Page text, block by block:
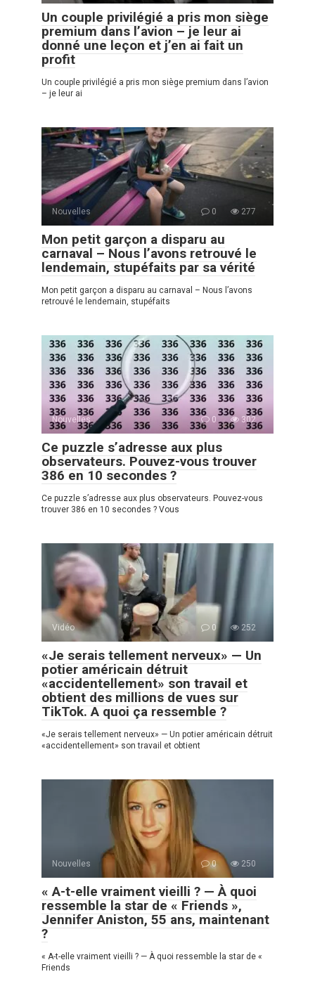
Un couple privilégié a pris mon siège
premium dans l’avion – je leur ai
donné une leçon et j’en ai fait un
profit
Un couple privilégié a pris mon siège premium dans l’avion
– je leur ai
Nouvelles 0 277
Mon petit garçon a disparu au
carnaval – Nous l’avons retrouvé le
lendemain, stupéfaits par sa vérité
Mon petit garçon a disparu au carnaval – Nous l’avons
retrouvé le lendemain, stupéfaits
Nouvelles 0 302
Ce puzzle s’adresse aux plus
observateurs. Pouvez-vous trouver
386 en 10 secondes ?
Ce puzzle s’adresse aux plus observateurs. Pouvez-vous
trouver 386 en 10 secondes ? Vous
Vidéo 0 252
«Je serais tellement nerveux» — Un
potier américain détruit
«accidentellement» son travail et
obtient des millions de vues sur
TikTok. A quoi ça ressemble ?
«Je serais tellement nerveux» — Un potier américain détruit
«accidentellement» son travail et obtient
Nouvelles 0 250
« A-t-elle vraiment vieilli ? — À quoi
ressemble la star de « Friends »,
Jennifer Aniston, 55 ans, maintenant
?
« A-t-elle vraiment vieilli ? — À quoi ressemble la star de «
Friends